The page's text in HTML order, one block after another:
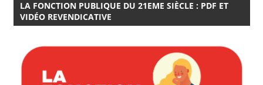
LA FONCTION PUBLIQUE DU 21EME SIÈCLE : PDF ET
VIDÉO REVENDICATIVE